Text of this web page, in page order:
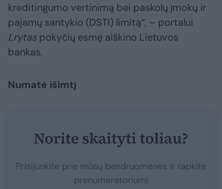
kreditingumo vertinimą bei paskolų įmokų ir
pajamų santykio (DSTI) limitą“, – portalui
Lrytaspokyčių esmę aiškino Lietuvos
bankas.
Numatė išimtį
Norite skaityti toliau?
Prisijunkite prie mūsų bendruomenės ir tapkite
prenumeratoriumi